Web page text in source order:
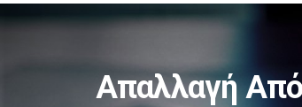
Απαλλαγή